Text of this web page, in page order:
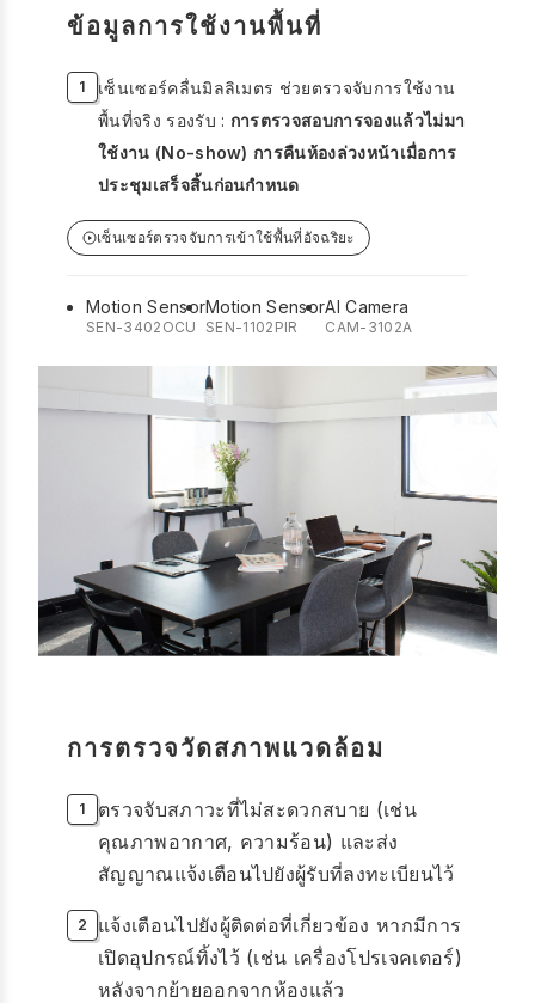
ข้อมูลการใช้งานพื้นที่
เซ็นเซอร์คลื่นมิลลิเมตร ช่วยตรวจจับการใช้งาน
พื้นที่จริง รองรับ : การตรวจสอบการจองแล้วไม่มา
ใช้งาน (No-show) การคืนห้องล่วงหน้าเมื่อการ
ประชุมเสร็จสิ้นก่อนกำหนด
เซ็นเซอร์ตรวจจับการเข้าใช้พื้นที่อัจฉริยะ
Motion Sensor
SEN-3402OCU
Motion Sensor
SEN-1102PIR
AI Camera
CAM-3102A
การตรวจวัดสภาพแวดล้อม
ตรวจจับสภาวะที่ไม่สะดวกสบาย (เช่น
คุณภาพอากาศ, ความร้อน) และส่ง
สัญญาณแจ้งเตือนไปยังผู้รับที่ลงทะเบียนไว้
แจ้งเตือนไปยังผู้ติดต่อที่เกี่ยวข้อง หากมีการ
เปิดอุปกรณ์ทิ้งไว้ (เช่น เครื่องโปรเจคเตอร์)
หลังจากย้ายออกจากห้องแล้ว